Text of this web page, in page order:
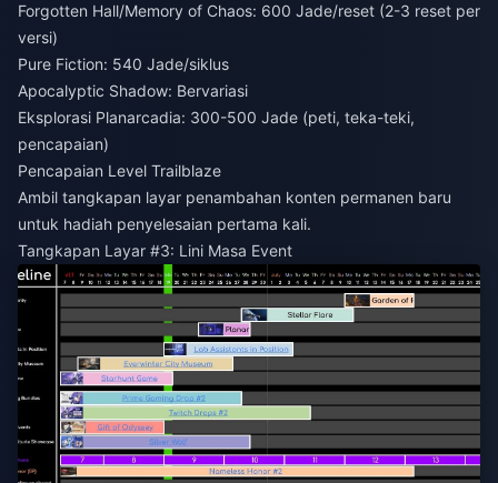
Forgotten Hall/Memory of Chaos: 600 Jade/reset (2-3 reset per
versi)
Pure Fiction: 540 Jade/siklus
Apocalyptic Shadow: Bervariasi
Eksplorasi Planarcadia: 300-500 Jade (peti, teka-teki,
pencapaian)
Pencapaian Level Trailblaze
Ambil tangkapan layar penambahan konten permanen baru
untuk hadiah penyelesaian pertama kali.
Tangkapan Layar #3: Lini Masa Event